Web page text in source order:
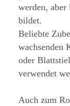
werden, aber
bildet.
Beliebte
wachsenden
oder
verwendet
Auch zum